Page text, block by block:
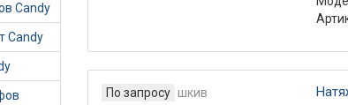
Candy
Candy
По запросу